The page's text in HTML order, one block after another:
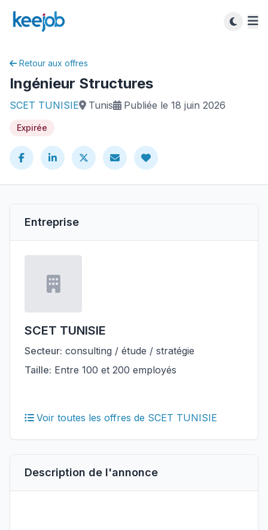
Retour aux offres
Ingénieur Structures
SCET TUNISIE Tunis Publiée le 18 juin 2026
Expirée
Entreprise
SCET TUNISIE
Secteur: consulting / étude / stratégie
Taille: Entre 100 et 200 employés
Voir toutes les offres de SCET TUNISIE
Description de l'annonce